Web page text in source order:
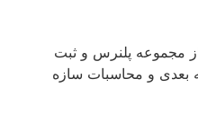
مجموعه پلنرس و ثبت
و محاسبات سازه